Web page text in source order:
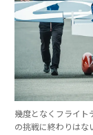
幾度となくフライト
の挑戦に終わりはな